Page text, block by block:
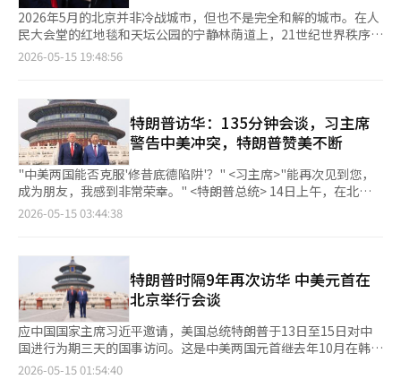
2026年5月的北京并非冷战城市，但也不是完全和解的城市。在人
民大会堂的红地毯和天坛公园的宁静林荫道上，21世纪世界秩序所
围绕的巨大紧张与克制同时流淌着。 美国总统唐纳德·特朗普与
石油、钢铁和汽车转向数据、运算能力和超微型半导体。 此次访
华行程中，尤其引人注目的是英伟达首席执行官黄仁勋的随行。特
朗普总统在结束阿拉斯加行程后，几乎是亲自带着黄仁勋前往北
京。这不仅仅是经济人士的随行，更是美国开始将AI半导体视为国
家战略资产的象征性场景。 曾几何时，美中冲突的中心是关税
战。特朗普第一任期开始的对华高额关税动摇了中国制造业和美国
消费市场。当时，美国以贸易逆差的解决和中国不公平贸易行为的
纠正为名，中国则以报复性关税回应。世界对“关税战”这个词已
核心不再是“谁卖的东西更便宜”，而是“谁能设计未来文明”。
而AI与半导体正是这一中心。 半导体不再是简单的电子元件。AI时
代的半导体即是国力。国家的军事力量、金融系统、云计算产业、
自动驾驶、机器人、航天、生物产业等都在超高性能半导体的支持
下运作。尤其是英伟达的GPU如今被称为“AI时代的原油”。 美
国对中国施加的最强压力领域正是先进的AI半导体。美国限制了
H100和H200等高端AI芯片的对华出口，并加强了对先进半导体设
备和软件的管控。同时，荷兰的ASML和日本半导体设备企业也在
2026-05-15 19:48:56
特朗普访华：135分钟会谈，习主席
警告中美冲突，特朗普赞美不断
"中美两国能否克服'修昔底德陷阱'？" <习主席>"能再次见到您，
成为朋友，我感到非常荣幸。" <特朗普总统> 14日上午，在北京
人民大会堂，习主席与特朗普总统时隔半年再次会面，双方的发言
与特朗普达成"建设性、战略性、稳定关系"共识，警告'修昔底德
定管理中美关系，构建未来合作框架。 据中国官方的新华社报
道，习主席表示与特朗普总统达成了"建立中美之间建设性、战略
性、稳定关系"的共识，并指出这将为未来三年以上的中美关系指
明战略方向。 然而，美国媒体关注到两位领导人发言中流露出的
微妙紧张感。美联社评论称，"特朗普总统持续给予习主席赞美，
但习主席则警告可能发生冲突"。这表明在伊朗战争、贸易争端以
2026-05-15 03:44:38
特朗普时隔9年再次访华 中美元首在
北京举行会谈
应中国国家主席习近平邀请，美国总统特朗普于13日至15日对中
国进行为期三天的国事访问。这是中美两国元首继去年10月在韩国
釜山之后再次面对面会晤，也是美国总统时隔9年再次访华。 北京
2026-05-15 01:54:40